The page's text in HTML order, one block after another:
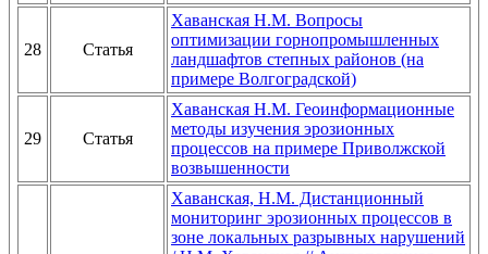
28 Статья
Хаванская Н.М. Вопросы
оптимизации горнопромышленных
ландшафтов степных районов (на
примере Волгоградской)
29 Статья
Хаванская Н.М. Геоинформационные
методы изучения эрозионных
процессов на примере Приволжской
возвышенности
Хаванская, Н.М. Дистанционный
мониторинг эрозионных процессов в
зоне локальных разрывных нарушений